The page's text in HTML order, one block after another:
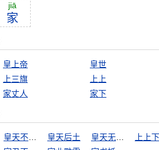
jiā
家
皇上帝
皇世
上三旗
上上
家丈人 家下
皇天后土
上上